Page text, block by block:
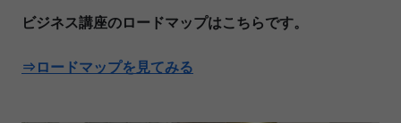
ビジネス講座のロードマップはこちらです。
⇒ロードマップを見てみる